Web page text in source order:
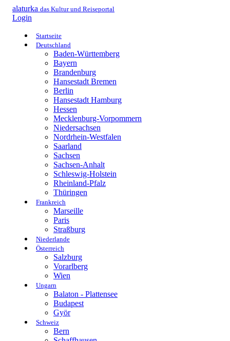
alaturka das Kultur und Reiseportal
Login
Startseite
Deutschland
Baden-Württemberg
Bayern
Brandenburg
Hansestadt Bremen
Berlin
Hansestadt Hamburg
Hessen
Mecklenburg-Vorpommern
Niedersachsen
Nordrhein-Westfalen
Saarland
Sachsen
Sachsen-Anhalt
Schleswig-Holstein
Rheinland-Pfalz
Thüringen
Frankreich
Marseille
Paris
Straßburg
Niederlande
Österreich
Salzburg
Vorarlberg
Wien
Ungarn
Balaton - Plattensee
Budapest
Györ
Schweiz
Bern